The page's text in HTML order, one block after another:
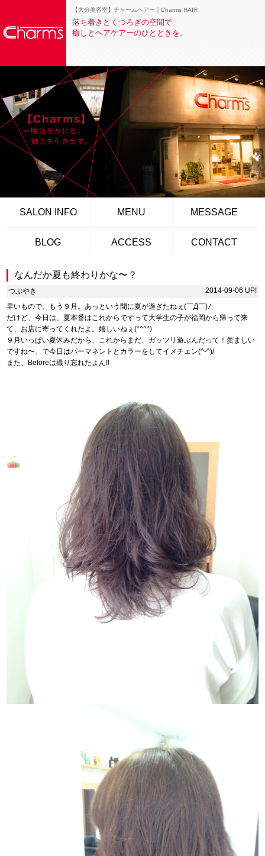
【大分美容室】チャームヘアー｜Charms HAIR
落ち着きとくつろぎの空間で
癒しとヘアケアーのひとときを。
SALON INFO MENU MESSAGE
BLOG ACCESS CONTACT
なんだか夏も終わりかな〜？
つぶやき
2014-09-06 UP!
早いもので、もう９月。あっという間に夏が過ぎたねぇ(￣Д￣)ﾉ
だけど、今日は、夏本番はこれからですって大学生の子が福岡から帰って来
て、お店に寄ってくれたよ。嬉しいねぇ(*^^*)
９月いっぱい夏休みだから、これからまだ、ガッツリ遊ぶんだって！羨ましい
ですね〜、で今日はパーマネントとカラーをしてイメチェン(^-^)/
また、Beforeは撮り忘れたよん‼︎